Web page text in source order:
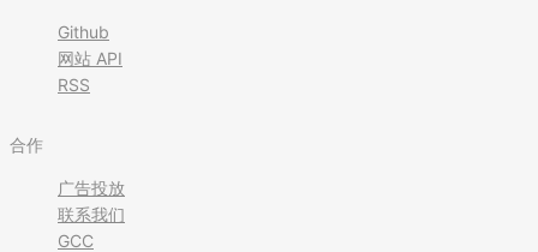
Github
网站 API
RSS
合作
广告投放
联系我们
GCC